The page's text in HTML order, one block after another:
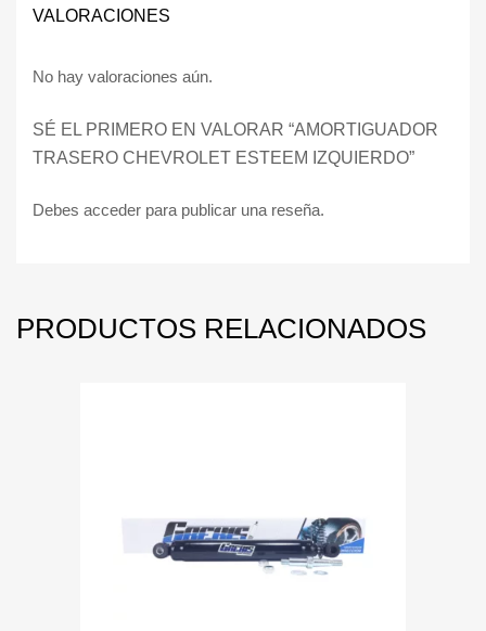
VALORACIONES
No hay valoraciones aún.
SÉ EL PRIMERO EN VALORAR “AMORTIGUADOR
TRASERO CHEVROLET ESTEEM IZQUIERDO”
Debes acceder para publicar una reseña.
PRODUCTOS RELACIONADOS
Add to Wishlist
Add to Compare